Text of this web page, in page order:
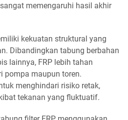
memengaruhi hasil akhir
kekuatan struktural yang
Dibandingkan tabung berbahan
lainnya, FRP lebih tahan
pompa maupun toren.
menghindari risiko retak,
tekanan yang fluktuatif.